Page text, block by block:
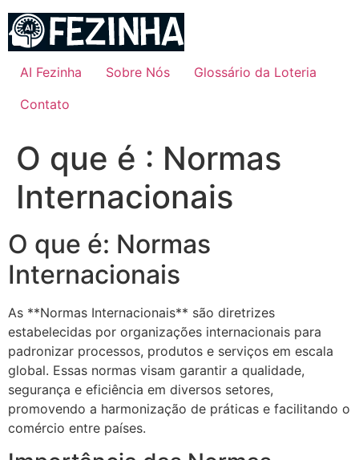
para
conteúdo
AI Fezinha Sobre Nós
Glossário da Loteria
Contato
O que é : Normas
Internacionais
O que é: Normas
Internacionais
As **Normas Internacionais** são diretrizes
estabelecidas por organizações internacionais para
padronizar processos, produtos e serviços em escala
global. Essas normas visam garantir a qualidade,
segurança e eficiência em diversos setores,
promovendo a harmonização de práticas e facilitando o
comércio entre países.